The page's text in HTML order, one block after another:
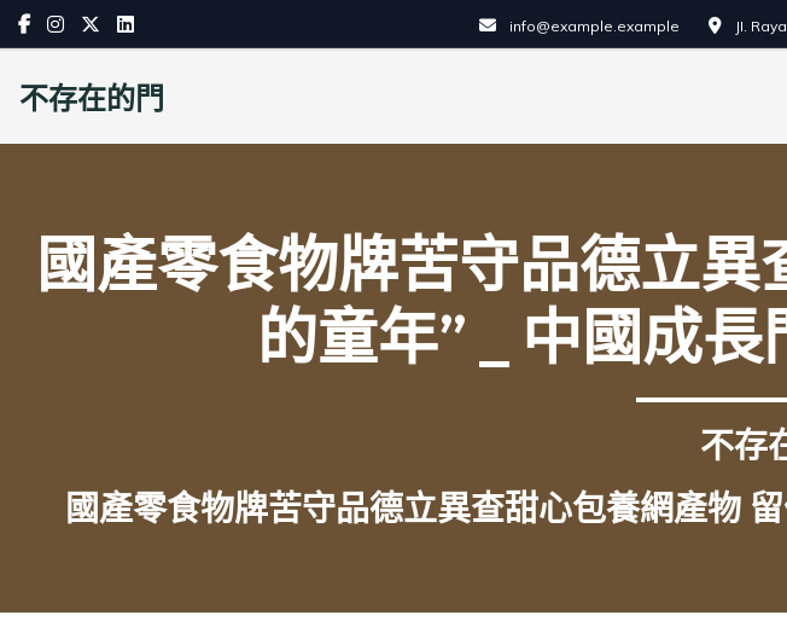
Skip
info@example.example JI.
不存在的門
國產零食物牌苦守品德立
的童年” _ 中國成
不存
國產零食物牌苦守品德立異查甜心包養網產物